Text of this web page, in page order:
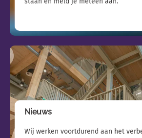
Nieuws
Wij werken voortdurend aan het